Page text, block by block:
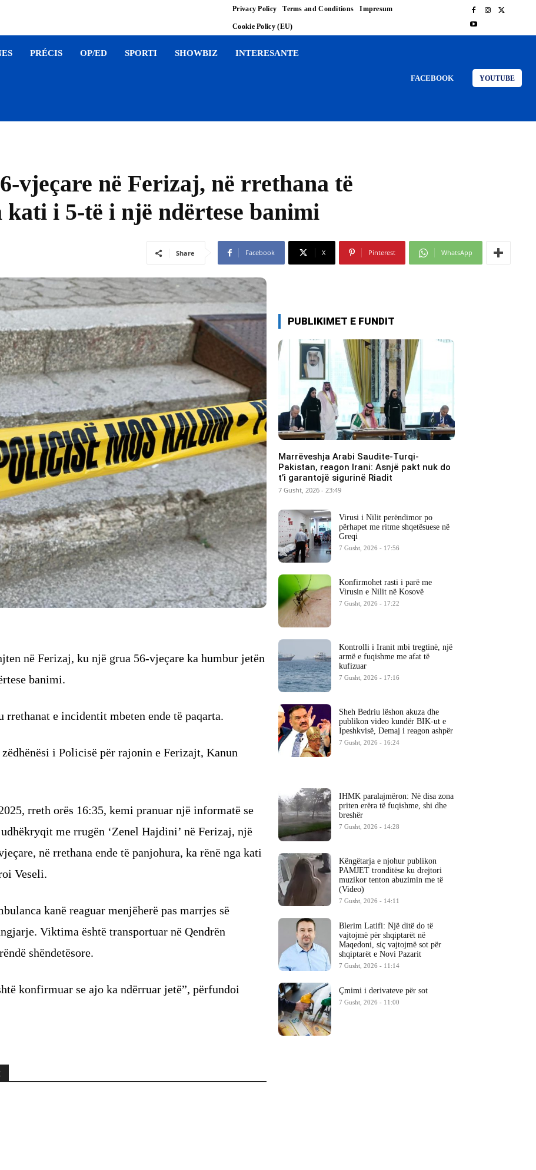
Privacy Policy Terms and Conditions Impresum
Cookie Policy (EU)
PRÉCIS OP/ED SPORTI SHOWBIZ INTERESANTE
FACEBOOK YOUTUBE
vjeçare në Ferizaj, në rrethana të
i 5-të i një ndërtese banimi
Share Facebook X Pinterest WhatsApp
në Ferizaj, ku një grua 56-vjeçare ka humbur jetën
banimi.
e incidentit mbeten ende të paqarta.
i Policisë për rajonin e Ferizajt, Kanun
rreth orës 16:35, kemi pranuar një informatë se
me rrugën ‘Zenel Hajdini’ në Ferizaj, një
në rrethana ende të panjohura, ka rënë nga kati
Veseli.
kanë reaguar menjëherë pas marrjes së
Viktima është transportuar në Qendrën
shëndetësore.
konfirmuar se ajo ka ndërruar jetë”, përfundoi
PUBLIKIMET E FUNDIT
Marrëveshja Arabi Saudite-Turqi-
Pakistan, reagon Irani: Asnjë pakt nuk do
t’i garantojë sigurinë Riadit
7 Gusht, 2026 - 23:49
Virusi i Nilit perëndimor po
përhapet me ritme shqetësuese në
Greqi
7 Gusht, 2026 - 17:56
Konfirmohet rasti i parë me
Virusin e Nilit në Kosovë
7 Gusht, 2026 - 17:22
Kontrolli i Iranit mbi tregtinë, një
armë e fuqishme me afat të
kufizuar
7 Gusht, 2026 - 17:16
Sheh Bedriu lëshon akuza dhe
publikon video kundër BIK-ut e
Ipeshkvisë, Demaj i reagon ashpër
7 Gusht, 2026 - 16:24
IHMK paralajmëron: Në disa zona
priten erëra të fuqishme, shi dhe
breshër
7 Gusht, 2026 - 14:28
Këngëtarja e njohur publikon
PAMJET tronditëse ku drejtori
muzikor tenton abuzimin me të
(Video)
7 Gusht, 2026 - 14:11
Blerim Latifi: Një ditë do të
vajtojmë për shqiptarët në
Maqedoni, siç vajtojmë sot për
shqiptarët e Novi Pazarit
7 Gusht, 2026 - 11:14
Çmimi i derivateve për sot
7 Gusht, 2026 - 11:00